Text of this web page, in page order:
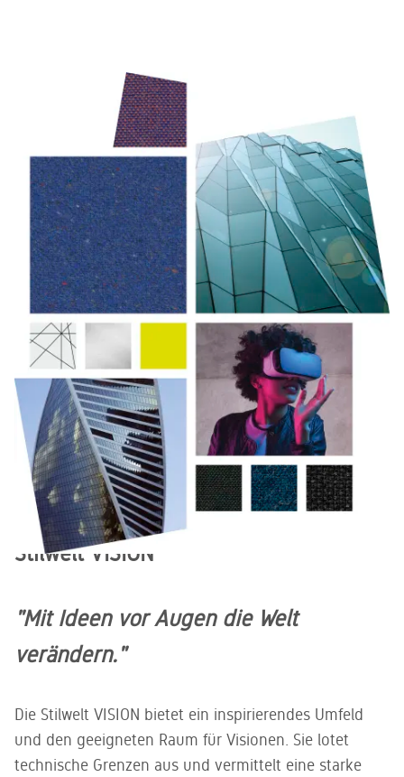
Stilwelt VISION
"Mit Ideen vor Augen die Welt
verändern."
Die Stilwelt VISION bietet ein inspirierendes Umfeld
und den geeigneten Raum für Visionen. Sie lotet
technische Grenzen aus und vermittelt eine starke